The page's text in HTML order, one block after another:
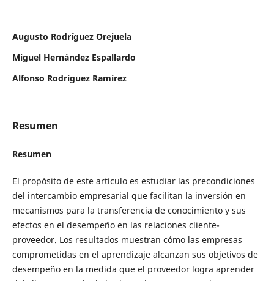
Augusto Rodríguez Orejuela
Miguel Hernández Espallardo
Alfonso Rodríguez Ramírez
Resumen
Resumen
El propósito de este artículo es estudiar las precondiciones
del intercambio empresarial que facilitan la inversión en
mecanismos para la transferencia de conocimiento y sus
efectos en el desempeño en las relaciones cliente-
proveedor. Los resultados muestran cómo las empresas
comprometidas en el aprendizaje alcanzan sus objetivos de
desempeño en la medida que el proveedor logra aprender